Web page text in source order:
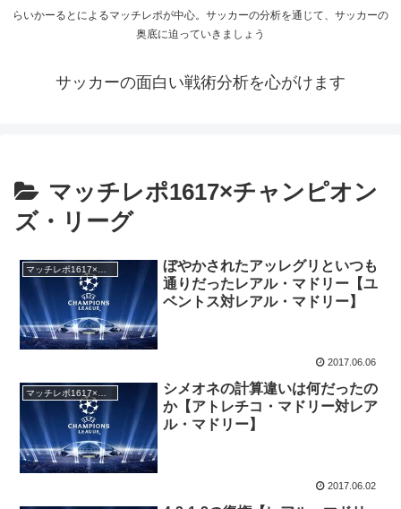
らいかーるとによるマッチレポが中心。サッカーの分析を通じて、サッカーの
奥底に迫っていきましょう
サッカーの面白い戦術分析を心がけます
マッチレポ1617×チャンピオン
ズ・リーグ
ぼやかされたアッレグリといつも
通りだったレアル・マドリー【ユ
ベントス対レアル・マドリー】
2017.06.06
シメオネの計算違いは何だったの
か【アトレチコ・マドリー対レア
ル・マドリー】
2017.06.02